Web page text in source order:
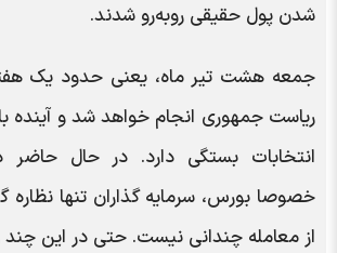
شدن پول حقیقی روبه‌رو شدند.
جمعه هشت تیر ماه، یعنی حدود یک
ریاست جمهوری انجام خواهد شد و آینده
انتخابات بستگی دارد. در حال حاضر
خصوصا بورس، سرمایه گذاران تنها
از معامله چندانی نیست. حتی در این چند